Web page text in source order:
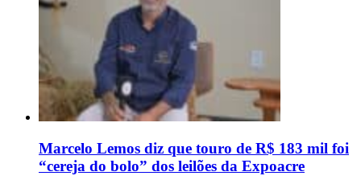
Marcelo Lemos diz que touro de R$ 183 mil foi
“cereja do bolo” dos leilões da Expoacre